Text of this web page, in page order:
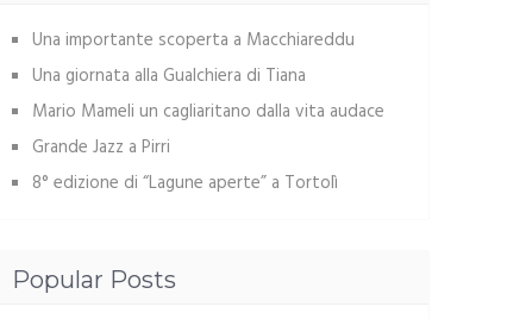
Una importante scoperta a Macchiareddu
Una giornata alla Gualchiera di Tiana
Mario Mameli un cagliaritano dalla vita audace
Grande Jazz a Pirri
8° edizione di “Lagune aperte” a Tortolì
Popular Posts